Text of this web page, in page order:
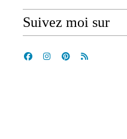
Suivez moi sur